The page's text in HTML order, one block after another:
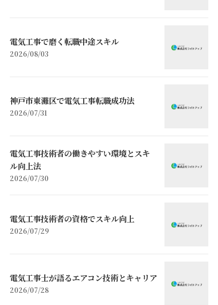
電気工事で磨く転職中途スキル
2026/08/03
神戸市東灘区で電気工事転職成功法
2026/07/31
電気工事技術者の働きやすい環境とスキ
ル向上法
2026/07/30
電気工事技術者の資格でスキル向上
2026/07/29
電気工事士が語るエアコン技術とキャリア
2026/07/28